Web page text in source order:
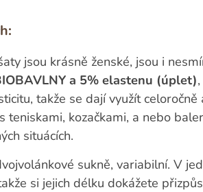
jsou krásně ženské, jsou i
a 5% elastenu (úplet)
takže se dají využít
teniskami, kozačkami, a nebo
situácích.
sukně, variabilní. V
si jejich délku dokážete